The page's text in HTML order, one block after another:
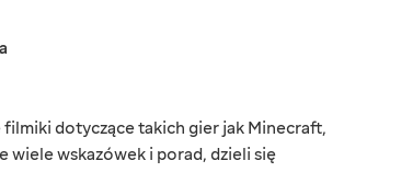
dotyczące takich gier jak Minecraft,
wiele wskazówek i porad, dzieli się